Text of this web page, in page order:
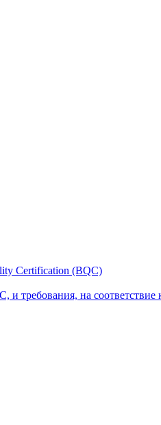
Certification (BQC)
требования, на